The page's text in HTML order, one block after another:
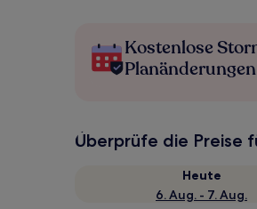
Kostenlose
Planänderungen
Überprüfe die Preise
Heute
6. Aug. - 7. Aug.